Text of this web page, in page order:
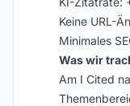
Keine URL-
Minimales
Was wir
Am I Cited